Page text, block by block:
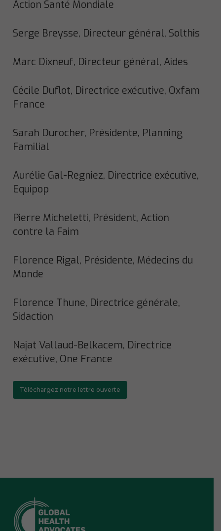
Action Santé Mondiale
Serge Breysse, Directeur général, Solthis
Marc Dixneuf, Directeur général, Aides
Cécile Duflot, Directrice exécutive, Oxfam
France
Sarah Durocher, Présidente, Planning
Familial
Aurélie Gal-Regniez, Directrice exécutive,
Equipop
Pierre Micheletti, Président, Action
contre la Faim
Florence Rigal, Présidente, Médecins du
Monde
Florence Thune, Directrice générale,
Sidaction
Najat Vallaud-Belkacem, Directrice
exécutive, One France
Téléchargez notre lettre ouverte